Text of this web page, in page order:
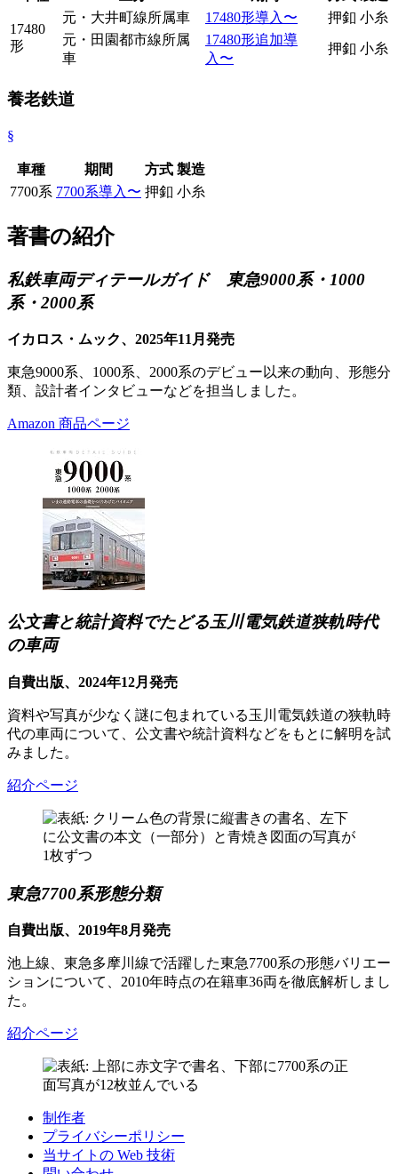
17480
形
元・大井町線所属車 17480形導入〜 押釦 小糸
元・田園都市線所属
車
17480形追加導
入〜
押釦 小糸
養老鉄道
§
車種 期間 方式 製造
7700系 7700系導入〜 押釦 小糸
著書の紹介
私鉄車両ディテールガイド 東急9000系・1000
系・2000系
イカロス・ムック、2025年11月発売
東急9000系、1000系、2000系のデビュー以来の動向、形態分
類、設計者インタビューなどを担当しました。
Amazon 商品ページ
公文書と統計資料でたどる玉川電気鉄道狭軌時代
の車両
自費出版、2024年12月発売
資料や写真が少なく謎に包まれている玉川電気鉄道の狭軌時
代の車両について、公文書や統計資料などをもとに解明を試
みました。
紹介ページ
東急7700系形態分類
自費出版、2019年8月発売
池上線、東急多摩川線で活躍した東急7700系の形態バリエー
ションについて、2010年時点の在籍車36両を徹底解析しまし
た。
紹介ページ
制作者
プライバシーポリシー
当サイトの Web 技術